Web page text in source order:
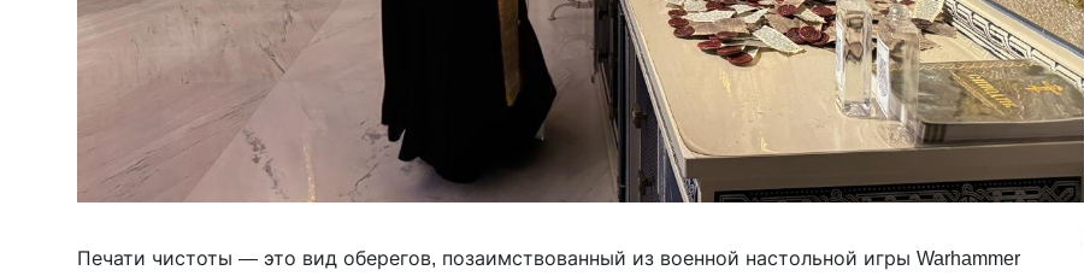
Печати чистоты — это вид оберегов, позаимствованный из военной настольной игры Warhammer